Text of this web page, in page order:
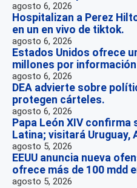
agosto 6, 2026
Hospitalizan a Perez
en un en vivo de tiktok.
agosto 6, 2026
Estados Unidos ofrece
millones por
agosto 6, 2026
DEA advierte sobre
protegen cárteles.
agosto 6, 2026
Papa León XIV confirma
Latina; visitará Uruguay,
agosto 5, 2026
EEUU anuncia nueva
ofrece más de 100 mdd
agosto 5, 2026